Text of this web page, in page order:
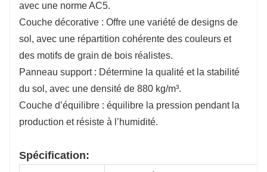
avec une norme AC5.
Couche décorative : Offre une variété de designs de
sol, avec une répartition cohérente des couleurs et
des motifs de grain de bois réalistes.
Panneau support : Détermine la qualité et la stabilité
du sol, avec une densité de 880 kg/m³.
Couche d’équilibre : équilibre la pression pendant la
production et résiste à l’humidité.
Spécification: